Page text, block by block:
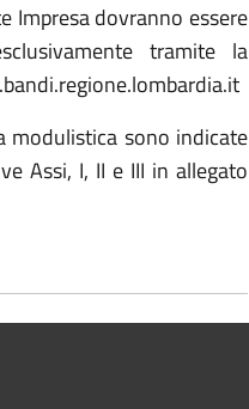
Impresa dovranno essere
tramite la
modulistica sono indicate
Assi, I, II e III in allegato